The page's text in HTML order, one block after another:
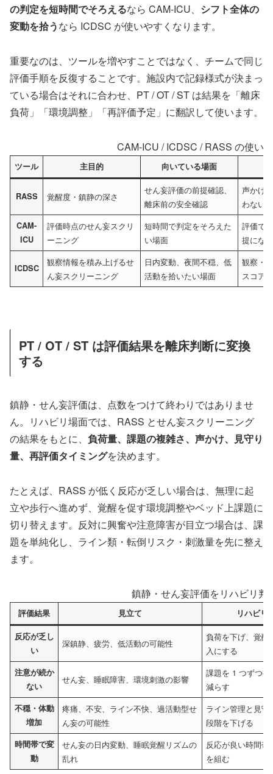
の判定を短時間でそろえるなら CAM-ICU、 シフト全体の
変動を拾うなら ICDSC が使いやすくなります。
重要なのは、ツールを増やすことではなく、チームで同じ
評価手順を反復することです。施設内で記録様式が決まっ
ている場合はそれに合わせ、PT / OT / ST は結果を「離床
負荷」「環境調整」「再評価予定」に翻訳して使います。
CAM-ICU / ICDSC / RASS の使い
ツール 主目的 向いている場面
RASS 覚醒度・鎮静の深さ
せん妄評価の前提確認、
離床前の安全確認
声かけ
わない
CAM-
ICU
評価時点のせん妄スクリ
ーニング
短時間で判定をそろえた
い場面
評価で
提にな
ICDSC
観察情報を積み上げるせ
ん妄スクリーニング
日内変動、夜間不穏、低
活動を拾いたい場面
観察・
スコア
PT / OT / ST は評価結果を離床判断に変換
する
鎮静・せん妄評価は、点数をつけて終わりではありませ
ん。リハビリ場面では、RASS とせん妄スクリーニング
の結果をもとに、 負荷量、課題の複雑さ、声かけ、見守り
量、再評価タイミングを決めます。
たとえば、RASS が低く反応が乏しい場合は、無理に起
立や歩行へ進めず、覚醒を促す環境調整やベッド上課題に
切り替えます。反対に興奮や注意障害が目立つ場合は、課
題を単純化し、ライン類・転倒リスク・刺激量を先に整え
ます。
鎮静・せん妄評価をリハビリ判
評価結果 見立て リハビリ
反応が乏し
い
深鎮静、疲労、低活動の可能性
負荷を下げ、覚醒
入にする
注意が続か
ない
せん妄、睡眠障害、環境刺激の影響
課題を 1 つずつ
減らす
不穏・体動
増加
疼痛、不安、ライン不快、過活動型せ
ん妄の可能性
ライン管理と見守
段階を下げる
時間帯で変
動
せん妄の日内変動、睡眠覚醒リズムの
乱れ
反応が良い時間
を組む